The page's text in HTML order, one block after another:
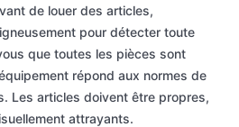
de louer des articles,
pour détecter toute
que toutes les pièces sont
répond aux normes de
Les articles doivent être propres,
attrayants.